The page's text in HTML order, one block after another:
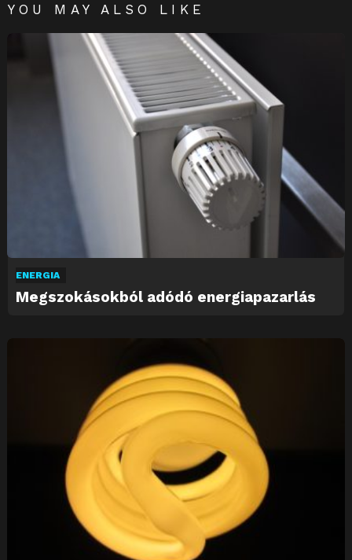
YOU MAY ALSO LIKE
ENERGIA
Megszokásokból adódó energiapazarlás